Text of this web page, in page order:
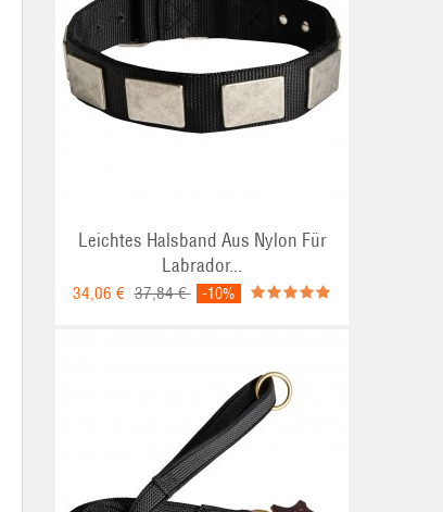
Leichtes Halsband Aus Nylon Für
Labrador...
34,06 € 37,84 € -10%